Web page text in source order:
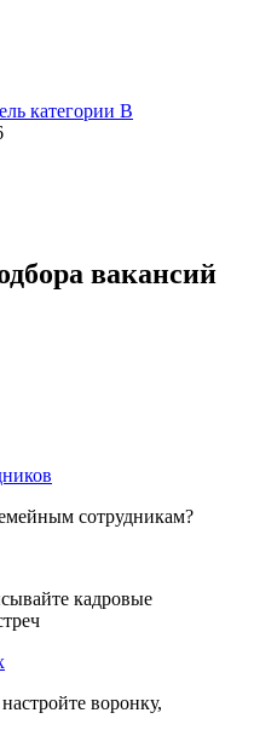
категории В
вакансий
сотрудникам?
кадровые
воронку,